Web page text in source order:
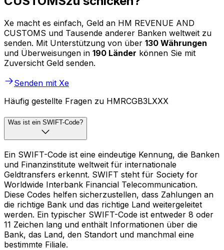
Xe macht es einfach, Geld an HM REVENUE AND
CUSTOMS und Tausende anderer Banken weltweit zu
senden. Mit Unterstützung von über 130 Währungen
und Überweisungen in 190 Länder können Sie mit
Zuversicht Geld senden.
Senden mit Xe
Häufig gestellte Fragen zu HMRCGB3LXXX
Was ist ein SWIFT-Code?
Ein SWIFT-Code ist eine eindeutige Kennung, die Banken
und Finanzinstitute weltweit für internationale
Geldtransfers erkennt. SWIFT steht für Society for
Worldwide Interbank Financial Telecommunication.
Diese Codes helfen sicherzustellen, dass Zahlungen an
die richtige Bank und das richtige Land weitergeleitet
werden. Ein typischer SWIFT-Code ist entweder 8 oder
11 Zeichen lang und enthält Informationen über die
Bank, das Land, den Standort und manchmal eine
bestimmte Filiale.